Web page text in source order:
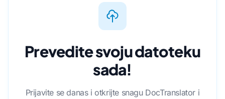
Prevedite svoju datoteku
sada!
Prijavite se danas i otkrijte snagu DocTranslator i